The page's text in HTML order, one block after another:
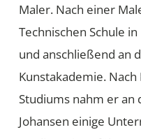
Maler. Nach einer
Technischen Schule
und anschließend an
Kunstakademie.
Studiums nahm er an
Johansen einige